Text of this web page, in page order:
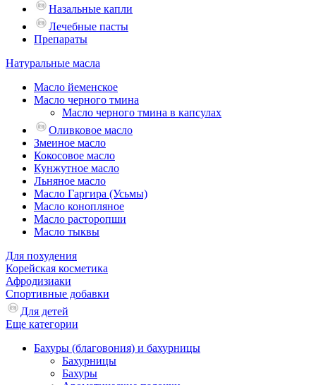
Назальные капли
Лечебные пасты
Препараты
Натуральные масла
Масло йеменское
Масло черного тмина
Масло черного тмина в капсулах
Оливковое масло
Змеиное масло
Кокосовое масло
Кунжутное масло
Льняное масло
Масло Гаргира (Усьмы)
Масло конопляное
Масло расторопши
Масло тыквы
Для похудения
Корейская косметика
Афродизиаки
Спортивные добавки
Для детей
Еще категории
Бахуры (благовония) и бахурницы
Бахурницы
Бахуры